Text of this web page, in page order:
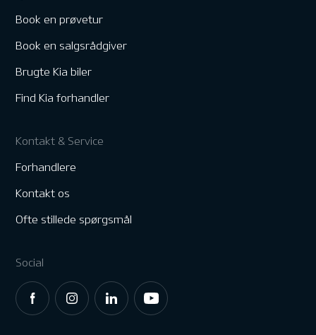
Book en prøvetur
Book en salgsrådgiver
Brugte Kia biler
Find Kia forhandler
Kontakt & Service
Forhandlere
Kontakt os
Ofte stillede spørgsmål
Social